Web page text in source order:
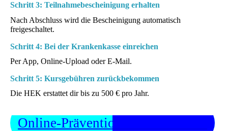
Schritt 3: Teilnahmebescheinigung erhalten
Nach Abschluss wird die Bescheinigung automatisch
freigeschaltet.
Schritt 4: Bei der Krankenkasse einreichen
Per App, Online-Upload oder E-Mail.
Schritt 5: Kursgebühren zurückbekommen
Die HEK erstattet dir bis zu 500 € pro Jahr.
Online-Präventionskurse ansehen